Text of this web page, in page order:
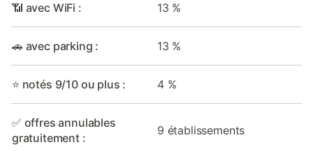
📶 avec WiFi : 13 %
🚗 avec parking : 13 %
⭐ notés 9/10 ou plus : 4 %
✅ offres annulables
gratuitement :
9 établissements